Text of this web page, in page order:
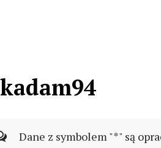
Dane z symbolem "*" są